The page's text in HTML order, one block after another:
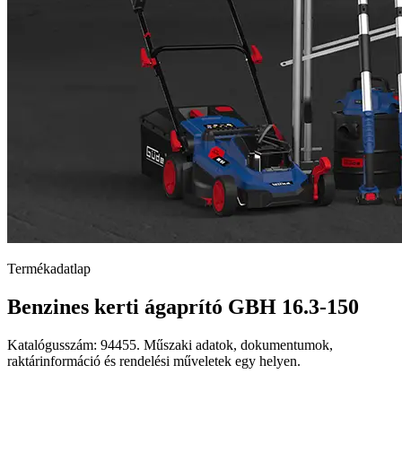
Termékadatlap
Benzines kerti ágaprító GBH 16.3-150
Katalógusszám: 94455. Műszaki adatok, dokumentumok,
raktárinformáció és rendelési műveletek egy helyen.